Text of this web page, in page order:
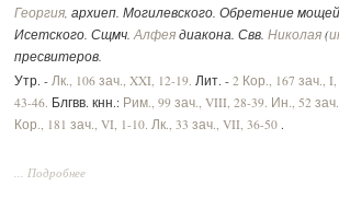
Георгия , архиеп. Могилевского. Обретение
Исетского. Сщмч.Алфея диакона. Свв.Николая (
пресвитеров.
Утр. - Лк., 106 зач., XXI, 12-19. Лит. -2 Кор., 167 зач., I,
43-46. Блгвв. кнн.: Рим., 99 зач., VIII, 28-39. Ин., 52
Кор., 181 зач., VI, 1-10. Лк., 33 зач., VII, 36-50 .
... Подробнее